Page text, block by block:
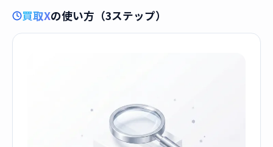
買取Xの使い方（3ステップ）